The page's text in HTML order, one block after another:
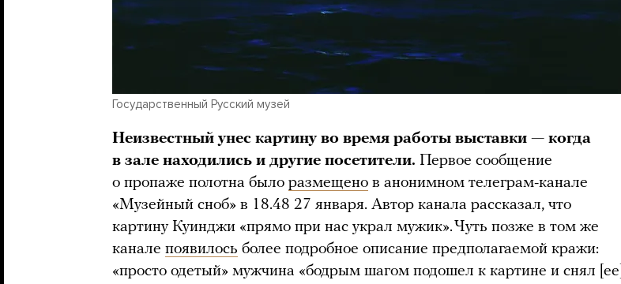
Государственный Русский музей
Неизвестный унес картину во время работы выставки — когда
в зале находились и другие посетители. Первое сообщение
о пропаже полотна было размещено в анонимном телеграм-канале
«Музейный сноб» в 18.48 27 января. Автор канала рассказал, что
картину Куинджи «прямо при нас украл мужик». Чуть позже в том же
канале появилось более подробное описание предполагаемой кражи:
«просто одетый» мужчина «бодрым шагом подошел к картине и снял [ее]